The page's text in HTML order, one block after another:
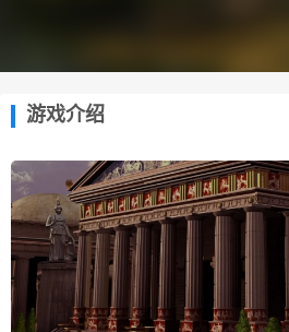
游戏介绍